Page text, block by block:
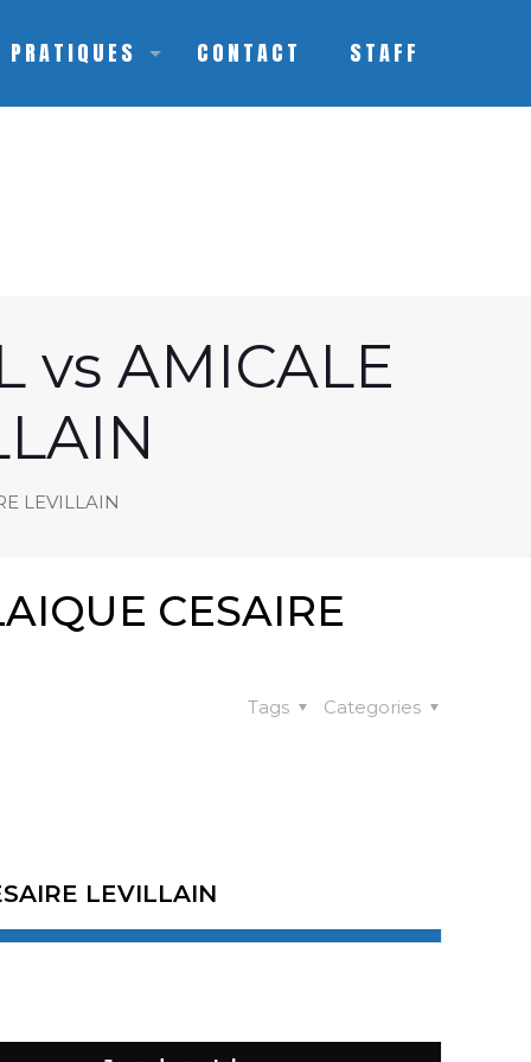
PRATIQUES CONTACT STAFF
vs AMICALE
LEVILLAIN
CESAIRE
Categories
Tags
LEVILLAIN